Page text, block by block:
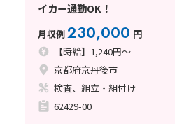
イカー通勤OK！
月収例230,000 円
【時給】1,240円～
京都府京丹後市
検査、組立・組付け
62429-00